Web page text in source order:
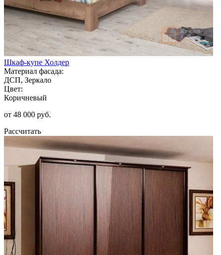
Шкаф-купе Холдер
Материал фасада:
ДСП, Зеркало
Цвет:
Коричневый
от 48 000 руб.
Рассчитать